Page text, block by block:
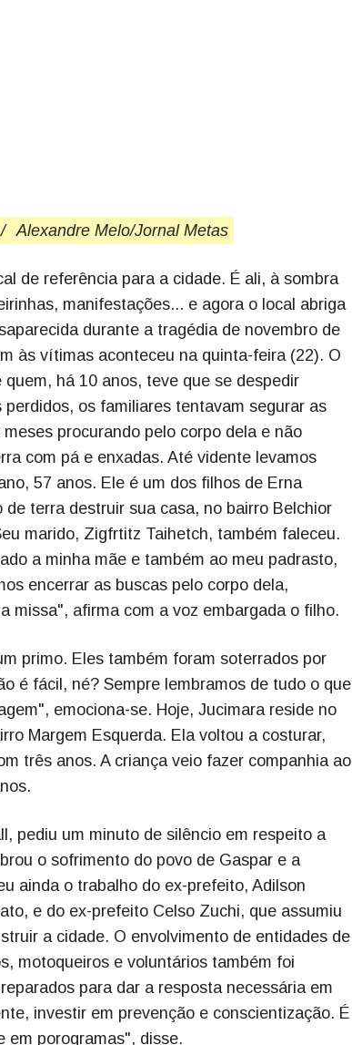
/ Alexandre Melo/Jornal Metas
de referência para a cidade. É ali, à sombra
manifestações... e agora o local abriga
durante a tragédia de novembro de
às vítimas aconteceu na quinta-feira (22). O
há 10 anos, teve que se despedir
os familiares tentavam segurar as
procurando pelo corpo dela e não
com pá e enxadas. Até vidente levamos
57 anos. Ele é um dos filhos de Erna
terra destruir sua casa, no bairro Belchior
marido, Zigfrtitz Taihetch, também faleceu.
a minha mãe e também ao meu padrasto,
encerrar as buscas pelo corpo dela,
missa", afirma com a voz embargada o filho.
primo. Eles também foram soterrados por
é fácil, né? Sempre lembramos de tudo o que
emociona-se. Hoje, Jucimara reside no
Margem Esquerda. Ela voltou a costurar,
três anos. A criança veio fazer companhia ao
pediu um minuto de silêncio em respeito a
o sofrimento do povo de Gaspar e a
ainda o trabalho do ex-prefeito, Adilson
e do ex-prefeito Celso Zuchi, que assumiu
a cidade. O envolvimento de entidades de
motoqueiros e voluntários também foi
para dar a resposta necessária em
investir em prevenção e conscientização. É
em porogramas", disse.